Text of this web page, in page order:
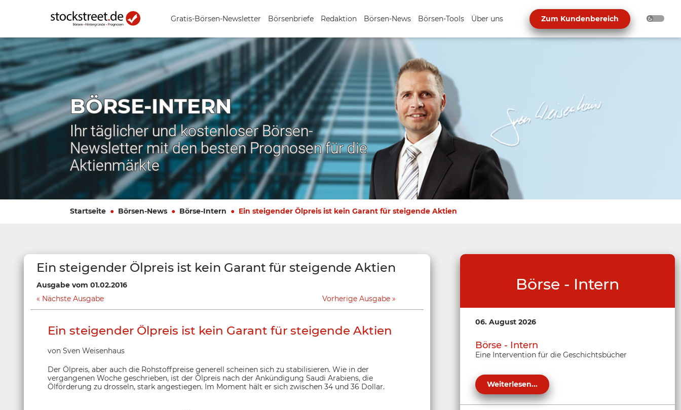
Gratis-Börsen-Newsletter Börsenbriefe Redaktion Börsen-News Börsen-Tools Über uns Zum Kundenbereich
BÖRSE-INTERN
Ihr täglicher und kostenloser Börsen-
Newsletter mit den besten Prognosen für die
Aktienmärkte
Startseite Börsen-News Börse-Intern Ein steigender Ölpreis ist kein Garant für steigende Aktien
Ein steigender Ölpreis ist kein Garant für steigende Aktien
Ausgabe vom 01.02.2016
Nächste Ausgabe
Vorherige Ausgabe
Ein steigender Ölpreis ist kein Garant für steigende Aktien
von Sven Weisenhaus
Der Ölpreis, aber auch die Rohstoffpreise generell scheinen sich zu stabilisieren. Wie in der
vergangenen Woche geschrieben, ist der Ölpreis nach der Ankündigung Saudi Arabiens, die
Ölförderung zu drosseln, stark angestiegen. Im Moment hält er sich zwischen 34 und 36 Dollar.
Börse - Intern
06. August 2026
Börse - Intern
Eine Intervention für die Geschichtsbücher
Weiterlesen...